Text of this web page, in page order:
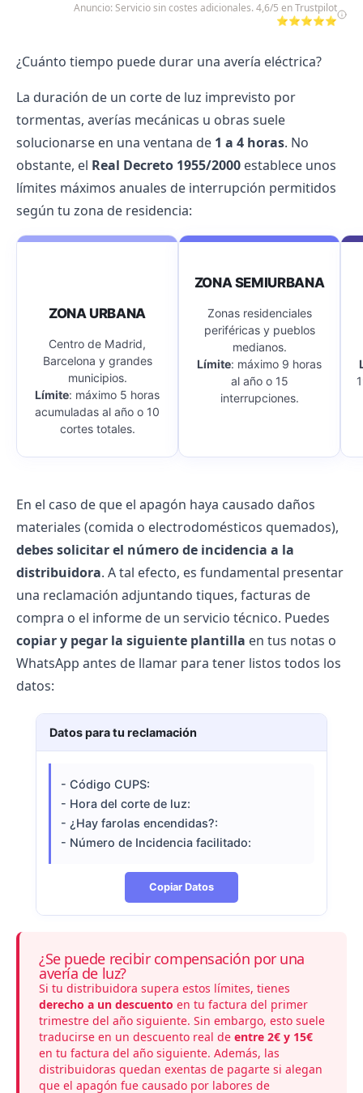
Anuncio: Servicio sin costes adicionales. 4,6/5 en Trustpilot
⭐⭐⭐⭐⭐
¿Cuánto tiempo puede durar una avería eléctrica?
La duración de un corte de luz imprevisto por
tormentas, averías mecánicas u obras suele
solucionarse en una ventana de 1 a 4 horas. No
obstante, el Real Decreto 1955/2000 establece unos
límites máximos anuales de interrupción permitidos
según tu zona de residencia:
ZONA URBANA
Centro de Madrid,
Barcelona y grandes
municipios.
Límite: máximo 5 horas
acumuladas al año o 10
cortes totales.
ZONA SEMIURBANA
Zonas residenciales
periféricas y pueblos
medianos.
Límite: máximo 9 horas
al año o 15
interrupciones.
En el caso de que el apagón haya causado daños
materiales (comida o electrodomésticos quemados),
debes solicitar el número de incidencia a la
distribuidora. A tal efecto, es fundamental presentar
una reclamación adjuntando tiques, facturas de
compra o el informe de un servicio técnico. Puedes
copiar y pegar la siguiente plantilla en tus notas o
WhatsApp antes de llamar para tener listos todos los
datos:
Datos para tu reclamación
- Código CUPS:
- Hora del corte de luz:
- ¿Hay farolas encendidas?:
- Número de Incidencia facilitado:
Copiar Datos
¿Se puede recibir compensación por una
avería de luz?
Si tu distribuidora supera estos límites, tienes
derecho a un descuento en tu factura del primer
trimestre del año siguiente. Sin embargo, esto suele
traducirse en un descuento real de entre 2€ y 15€
en tu factura del año siguiente. Además, las
distribuidoras quedan exentas de pagarte si alegan
que el apagón fue causado por labores de